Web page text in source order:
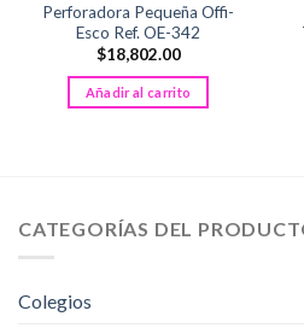
Perforadora Pequeña Offi-
Esco Ref. OE-342
$18,802.00
Añadir al carrito
CATEGORÍAS DEL
Colegios